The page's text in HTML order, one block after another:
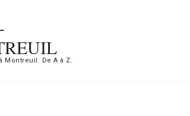
Montreuil: De A à Z.